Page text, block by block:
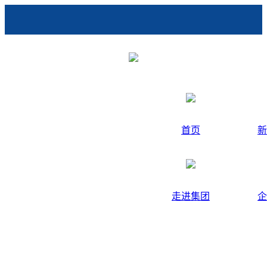
首页
走进集团